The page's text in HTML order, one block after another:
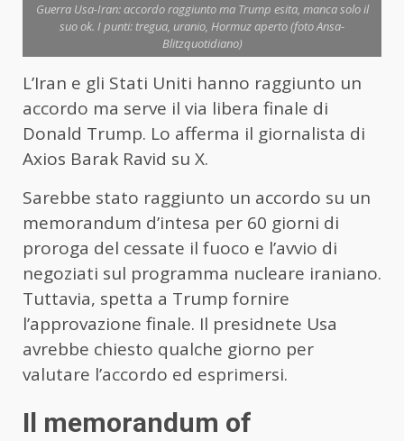
Guerra Usa-Iran: accordo raggiunto ma Trump esita, manca solo il
suo ok. I punti: tregua, uranio, Hormuz aperto (foto Ansa-
Blitzquotidiano)
L’Iran e gli Stati Uniti hanno raggiunto un
accordo ma serve il via libera finale di
Donald Trump. Lo afferma il giornalista di
Axios Barak Ravid su X.
Sarebbe stato raggiunto un accordo su un
memorandum d’intesa per 60 giorni di
proroga del cessate il fuoco e l’avvio di
negoziati sul programma nucleare iraniano.
Tuttavia, spetta a Trump fornire
l’approvazione finale. Il presidnete Usa
avrebbe chiesto qualche giorno per
valutare l’accordo ed esprimersi.
Il memorandum of